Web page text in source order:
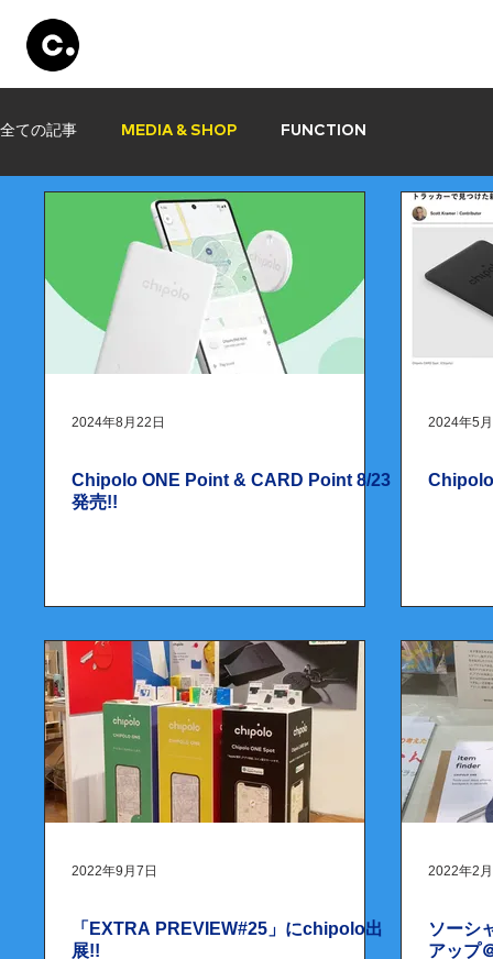
全ての記事 MEDIA & SHOP FUNCTION
2024年8月22日
Chipolo ONE Point & CARD Point 8/23
発売!!
2024年5
2022年9月7日
「EXTRA PREVIEW#25」にchipolo出
展!!
2022年2
ソーシ
アップ